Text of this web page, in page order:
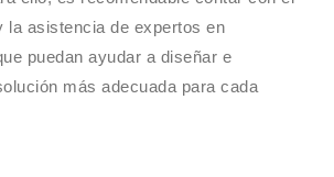
la asistencia de expertos en
puedan ayudar a diseñar e
más adecuada para cada